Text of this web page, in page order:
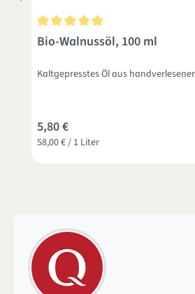
Durchschnittliche Bewertung von
Bio-Walnussöl, 100 ml
Kaltgepresstes Öl aus
58,00 € / 1 Liter
5,80 €